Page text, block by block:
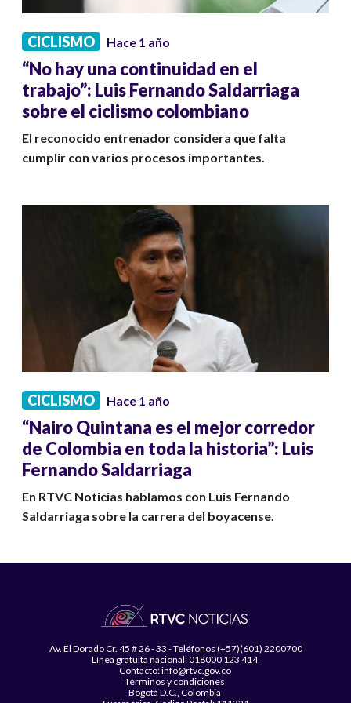
CICLISMO Hace 1 año
“No hay una continuidad en el
trabajo”: Luis Fernando Saldarriaga
sobre el ciclismo colombiano
El reconocido entrenador considera que falta
cumplir con varios procesos importantes.
CICLISMO Hace 1 año
“Nairo Quintana es el mejor corredor
de Colombia en toda la historia”: Luis
Fernando Saldarriaga
En RTVC Noticias hablamos con Luis Fernando
Saldarriaga sobre la carrera del boyacense.
Av. El Dorado Cr. 45 # 26 - 33 - Teléfonos (+57)(601) 2200700
Línea gratuita nacional: 018000 123 414
Contacto: info@rtvc.gov.co
Términos y condiciones
Bogotá D.C., Colombia